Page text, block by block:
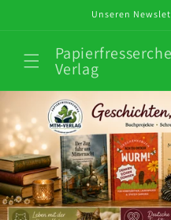
Unseren
Verlag